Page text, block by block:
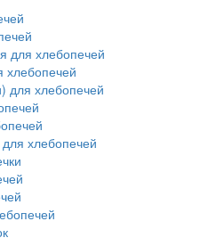
для хлебопечей
хлебопечей
для хлебопечей
хлебопечей